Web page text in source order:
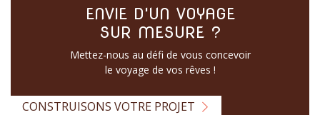
ENVIE D'UN VOYAGE
SUR MESURE ?
Mettez-nous au défi de vous concevoir
le voyage de vos rêves !
CONSTRUISONS VOTRE PROJET